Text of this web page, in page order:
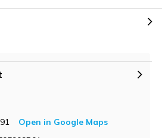
Open in Google Maps